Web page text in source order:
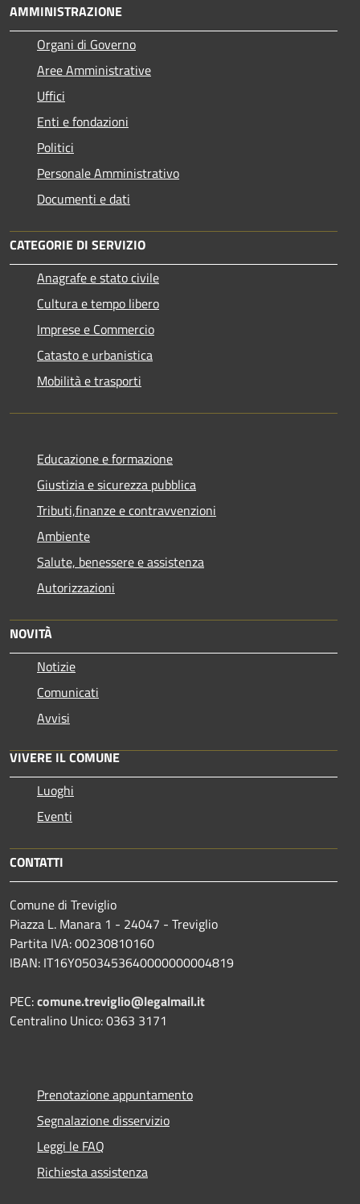
AMMINISTRAZIONE
Organi di Governo
Aree Amministrative
Uffici
Enti e fondazioni
Politici
Personale Amministrativo
Documenti e dati
CATEGORIE DI SERVIZIO
Anagrafe e stato civile
Cultura e tempo libero
Imprese e Commercio
Catasto e urbanistica
Mobilità e trasporti
Educazione e formazione
Giustizia e sicurezza pubblica
Tributi,finanze e contravvenzioni
Ambiente
Salute, benessere e assistenza
Autorizzazioni
NOVITÀ
Notizie
Comunicati
Avvisi
VIVERE IL COMUNE
Luoghi
Eventi
CONTATTI
Comune di Treviglio
Piazza L. Manara 1 - 24047 - Treviglio
Partita IVA: 00230810160
IBAN: IT16Y0503453640000000004819
PEC:comune.treviglio@legalmail.it
Centralino Unico: 0363 3171
Prenotazione appuntamento
Segnalazione disservizio
Leggi le FAQ
Richiesta assistenza